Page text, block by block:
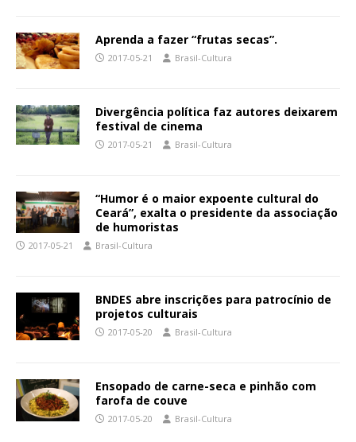
Aprenda a fazer “frutas secas”.
2017-05-21 Brasil-Cultura
Divergência política faz autores deixarem
festival de cinema
2017-05-21 Brasil-Cultura
“Humor é o maior expoente cultural do
Ceará”, exalta o presidente da associação
de humoristas
2017-05-21 Brasil-Cultura
BNDES abre inscrições para patrocínio de
projetos culturais
2017-05-20 Brasil-Cultura
Ensopado de carne-seca e pinhão com
farofa de couve
2017-05-20 Brasil-Cultura